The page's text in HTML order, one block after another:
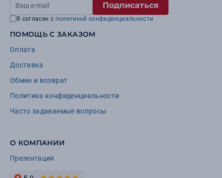
Подписаться
Я согласен с политикой конфиденциальности
ПОМОЩЬ С ЗАКАЗОМ
Оплата
Доставка
Обмен и возврат
Политика конфиденциальности
Часто задаваемые вопросы
О КОМПАНИИ
Презентация